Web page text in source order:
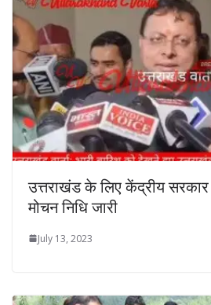
उत्तराखंड के लिए केंद्रीय सरकार
मोचन निधि जारी
July 13, 2023